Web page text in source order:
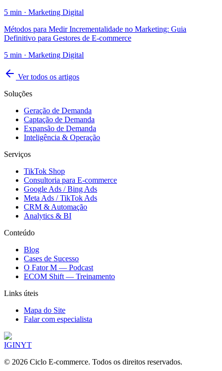
5 min · Marketing Digital
Métodos para Medir Incrementalidade no Marketing: Guia
Definitivo para Gestores de E-commerce
5 min · Marketing Digital
Ver todos os artigos
Soluções
Geração de Demanda
Captação de Demanda
Expansão de Demanda
Inteligência & Operação
Serviços
TikTok Shop
Consultoria para E-commerce
Google Ads / Bing Ads
Meta Ads / TikTok Ads
CRM & Automação
Analytics & BI
Conteúdo
Blog
Cases de Sucesso
O Fator M — Podcast
ECOM Shift — Treinamento
Links úteis
Mapa do Site
Falar com especialista
IGINYT
© 2026 Ciclo E-commerce. Todos os direitos reservados.